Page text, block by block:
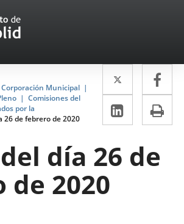
Corporación Municipal
Comisiones del
por la
26 de febrero de 2020
Twitter
Enlace
a
una
externa.
a
Linkedin
Enlace
a
una
día 26 de
2020